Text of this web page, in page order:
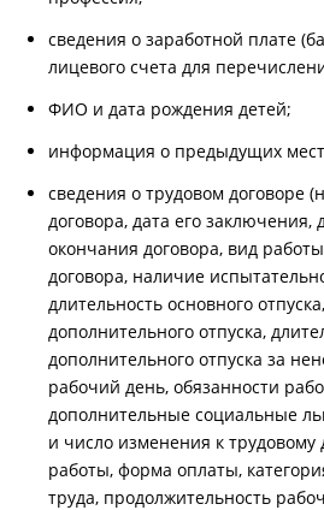
сведения о заработной плате
лицевого счета для
ФИО и дата рождения детей;
информация о предыдущих
сведения о трудовом договоре
договора, дата его заключения,
окончания договора, вид
договора, наличие
длительность основного
дополнительного отпуска,
дополнительного отпуска за
рабочий день, обязанности
дополнительные социальные
и число изменения к трудовому
работы, форма оплаты,
труда, продолжительность